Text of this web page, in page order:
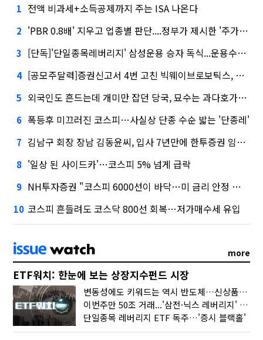
1 전액 비과세+소득공제까지 주는 ISA 나온다
2 'PBR 0.8배' 지우고 업종별 판단....정부가 제시한 '주가 누르기' 방지법
3 [단독]'단일종목레버리지' 삼성운용 승자 독식...운용수익 미래에셋의 6배
4 [공모주달력]증권신고서 4번 고친 빅웨이브로보틱스, 수요예측
5 외국인도 흔드는데 개미만 잡던 당국, 묘수는 과다호가부담금?
6 폭등후 미끄러진 코스피…사실상 단종 수순 밟는 '단종레'
7 김남구 회장 장남 김동윤씨, 입사 7년만에 한투증권 임원 승진
8 '일상 된 사이드카'…코스피 5% 넘게 급락
9 NH투자증권 "코스피 6000선이 바닥…미 금리 안정 후 추가 회복"
10 코스피 흔들려도 코스닥 800선 회복…저가매수세 유입
more
ETF워치: 한눈에 보는 상장지수펀드 시장
변동성에도 키워드는 역시 반도체…신상품은 우주·방산
이번주만 50조 거래...'삼전·닉스 레버리지' 수익률은 -30%
단일종목 레버리지 ETF 독주…'증시 블랙홀'